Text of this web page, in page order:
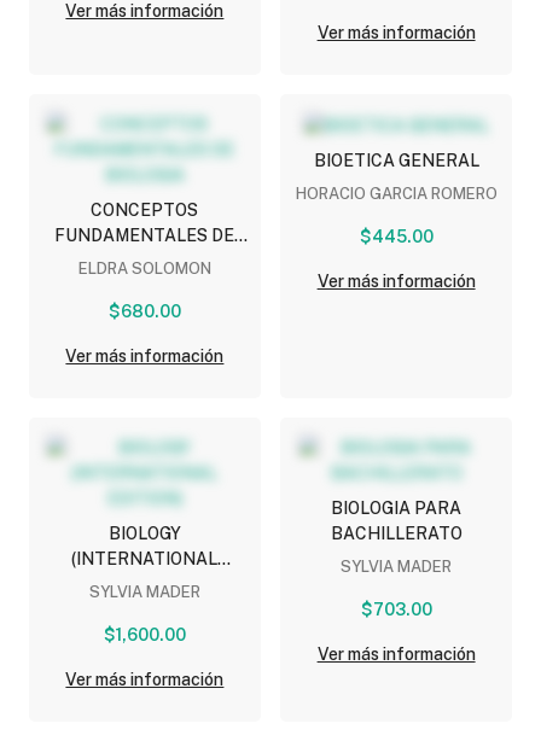
Ver más información
Ver más información
CONCEPTOS
FUNDAMENTALES DE
BIOLOGIA
ELDRA SOLOMON
$680.00
Ver más información
BIOETICA GENERAL
HORACIO GARCIA ROMERO
$445.00
Ver más información
BIOLOGY
(INTERNATIONAL
EDITION)
SYLVIA MADER
$1,600.00
Ver más información
BIOLOGIA PARA
BACHILLERATO
SYLVIA MADER
$703.00
Ver más información